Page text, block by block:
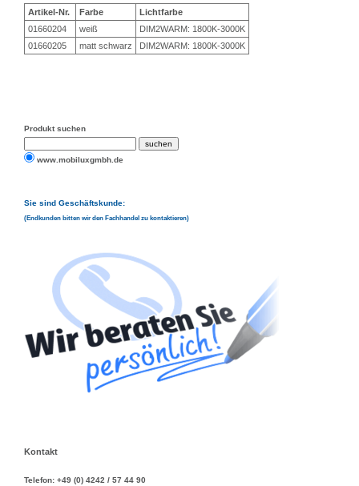
Artikel-Nr. Farbe
Lichtfarbe
01660204
weiß
DIM2WARM: 1800K-3000K
01660205
matt schwarz DIM2WARM: 1800K-3000K
Produkt suchen
www.mobiluxgmbh.de
Sie sind Geschäftskunde:
(Endkunden bitten wir den Fachhandel zu kontaktieren)
Kontakt
Telefon: +49 (0) 4242 / 57 44 90